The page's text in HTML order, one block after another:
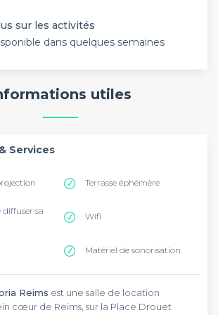
sur les activités
dans quelques semaines
utiles
Services
Terrasse éphémère
diffuser sa
Wifi
Matériel de sonorisation
Reims est une salle de location
cœur de Reims, sur la Place Drouet